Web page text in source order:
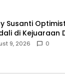
Susanti
di Kejuaraan
9, 2026 0